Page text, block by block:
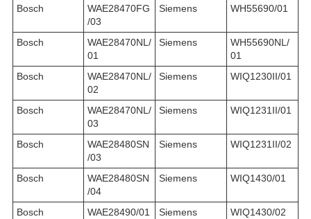
Bosch
WAE28470FG
/03
Siemens WH55690/01
Bosch
WAE28470NL/
01
Siemens
WH55690NL/
01
Bosch
WAE28470NL/
02
Siemens WIQ1230II/01
Bosch
WAE28470NL/
03
Siemens WIQ1231II/01
Bosch
WAE28480SN
/03
Siemens WIQ1231II/02
Bosch
WAE28480SN
/04
Siemens WIQ1430/01
Bosch WAE28490/01 Siemens
WIQ1430/02